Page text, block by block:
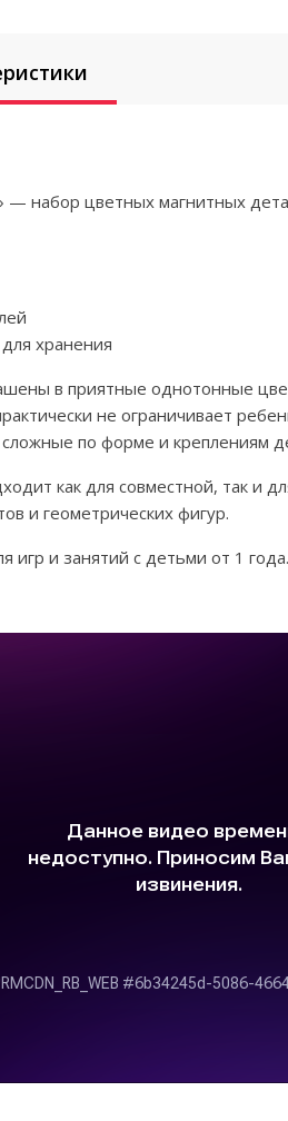
набор цветных магнитных
хранения
в приятные однотонные
не ограничивает
по форме и креплениям
как для совместной, так и
и геометрических фигур.
игр и занятий с детьми от 1 года.